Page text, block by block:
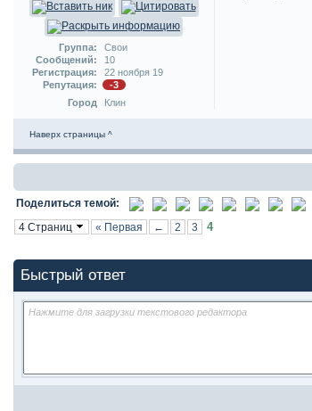
Группа:
Свои
Сообщений:
10
Регистрация:
22 ноября 19
Репутация:
-3
Город
Клин
Наверх страницы ^
Поделиться темой:
4 Страниц « Первая ← 2 3 4
Быстрый ответ